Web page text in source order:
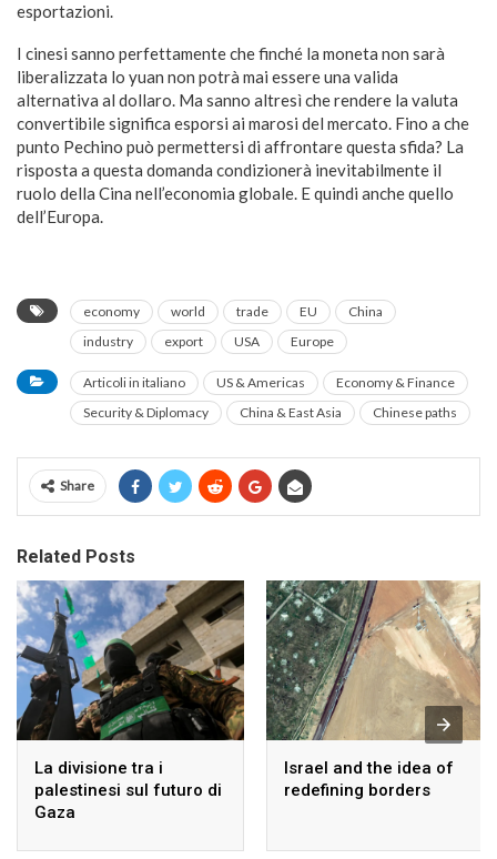
esportazioni.
I cinesi sanno perfettamente che finché la moneta non sarà
liberalizzata lo yuan non potrà mai essere una valida
alternativa al dollaro. Ma sanno altresì che rendere la valuta
convertibile significa esporsi ai marosi del mercato. Fino a che
punto Pechino può permettersi di affrontare questa sfida? La
risposta a questa domanda condizionerà inevitabilmente il
ruolo della Cina nell’economia globale. E quindi anche quello
dell’Europa.
economy world trade EU
China
industry
export USA Europe
Articoli in italiano US & Americas
Economy & Finance
Security & Diplomacy
China & East Asia Chinese paths
Share
Related Posts
La divisione tra i
palestinesi sul futuro di
Gaza
Israel and the idea of
redefining borders